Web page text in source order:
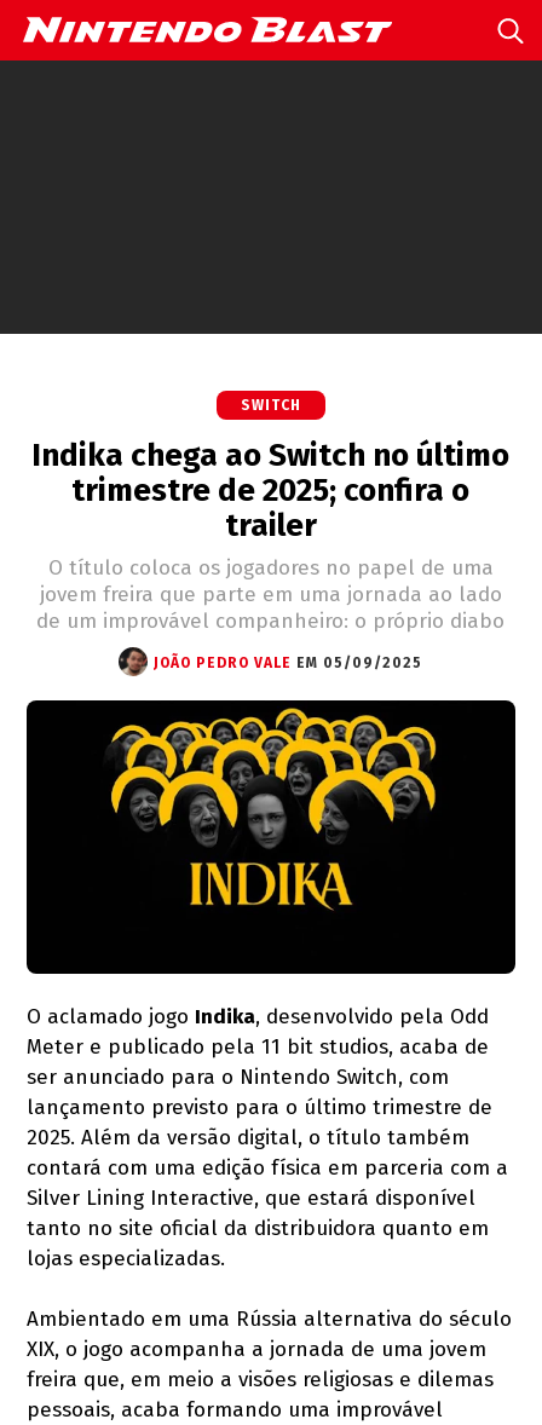
SWITCH
Indika chega ao Switch no último
trimestre de 2025; confira o
trailer
O título coloca os jogadores no papel de uma
jovem freira que parte em uma jornada ao lado
de um improvável companheiro: o próprio diabo
JOÃO PEDRO VALE EM 05/09/2025
O aclamado jogo Indika, desenvolvido pela Odd
Meter e publicado pela 11 bit studios, acaba de
ser anunciado para o Nintendo Switch, com
lançamento previsto para o último trimestre de
2025. Além da versão digital, o título também
contará com uma edição física em parceria com a
Silver Lining Interactive, que estará disponível
tanto no site oficial da distribuidora quanto em
lojas especializadas.
Ambientado em uma Rússia alternativa do século
XIX, o jogo acompanha a jornada de uma jovem
freira que, em meio a visões religiosas e dilemas
pessoais, acaba formando uma improvável